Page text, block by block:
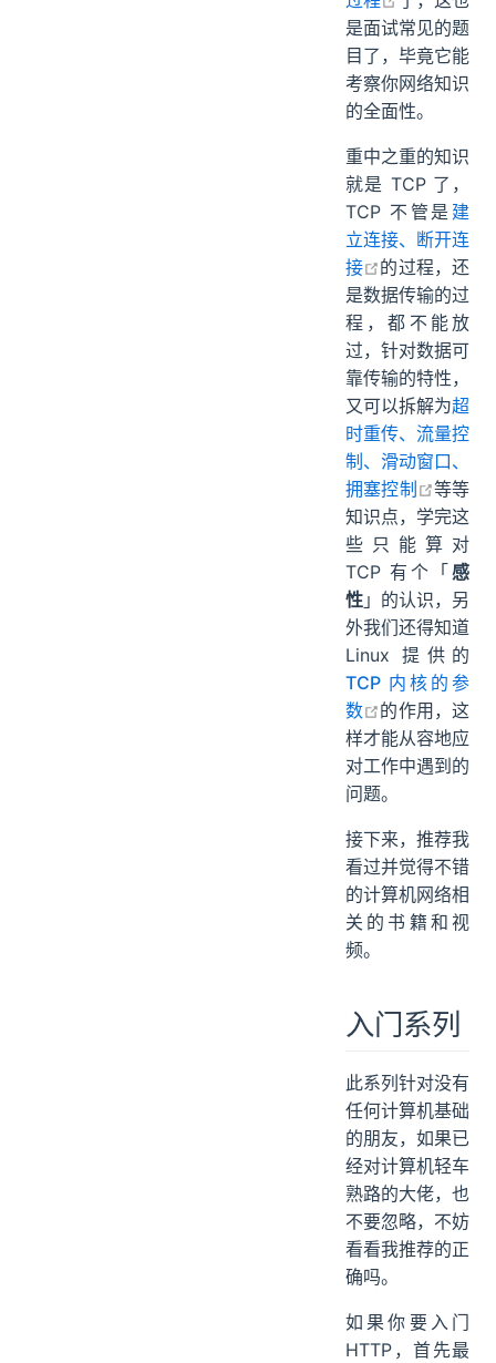
是面试常见的题
目了，毕竟它能
考察你网络知识
的全面性。
重中之重的知识
就是 TCP 了，
TCP 不管是 建
立连接、断开连
接
open in new
的过程，还
是数据传输的过
程，都不能放
过，针对数据可
靠传输的特性，
又可以拆解为超
时重传、流量控
制、滑动窗口、
拥塞控制
open
等等
知识点，学完这
些只能算对
TCP 有个「 感
性 」的认识，另
外我们还得知道
Linux 提供的
TCP 内核的参
数
open in new
的作用，这
样才能从容地应
对工作中遇到的
问题。
接下来，推荐我
看过并觉得不错
的计算机网络相
关的书籍和视
频。
入门系列
此系列针对没有
任何计算机基础
的朋友，如果已
经对计算机轻车
熟路的大佬，也
不要忽略，不妨
看看我推荐的正
确吗。
如果你要入门
HTTP，首先最